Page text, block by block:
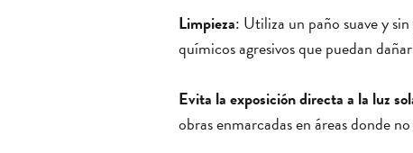
Limpieza: Utiliza un paño suave y
químicos agresivos que puedan
Evita la exposición directa a la luz
obras enmarcadas en áreas donde